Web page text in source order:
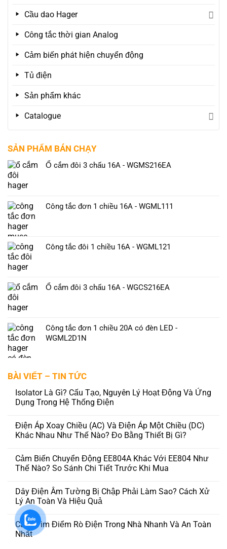
Cầu dao Hager
Công tắc thời gian Analog
Cảm biến phát hiện chuyển động
Tủ điện
Sản phẩm khác
Catalogue
SẢN PHẨM BÁN CHẠY
Ổ cắm đôi 3 chấu 16A - WGMS216EA
Công tắc đơn 1 chiều 16A - WGML111
Công tắc đôi 1 chiều 16A - WGML121
Ổ cắm đôi 3 chấu 16A - WGCS216EA
Công tắc đơn 1 chiều 20A có đèn LED -
WGML2D1N
BÀI VIẾT – TIN TỨC
Isolator Là Gì? Cấu Tạo, Nguyên Lý Hoạt Động Và Ứng
Dụng Trong Hệ Thống Điện
Điện Áp Xoay Chiều (AC) Và Điện Áp Một Chiều (DC)
Khác Nhau Như Thế Nào? Đo Bằng Thiết Bị Gì?
Cảm Biến Chuyển Động EE804A Khác Với EE804 Như
Thế Nào? So Sánh Chi Tiết Trước Khi Mua
Dây Điện Âm Tường Bị Chập Phải Làm Sao? Cách Xử
Lý An Toàn Và Hiệu Quả
Cách Tìm Điểm Rò Điện Trong Nhà Nhanh Và An Toàn
Nhất